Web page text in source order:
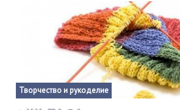
Творчество и рукоделие